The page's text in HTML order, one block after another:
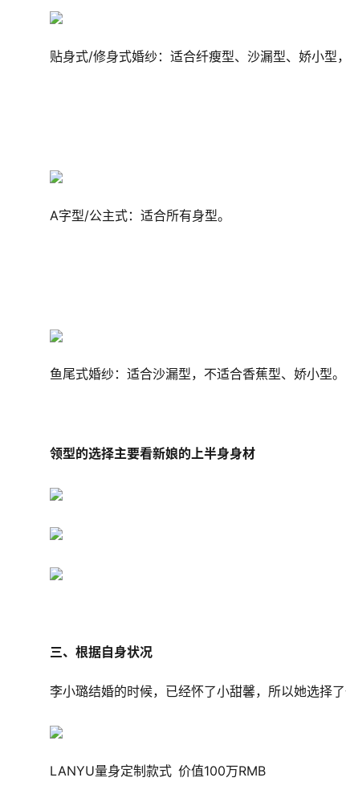
贴身式/修身式婚纱：适合纤瘦型、沙漏型、娇小型
A字型/公主式：适合所有身型。
鱼尾式婚纱：适合沙漏型，不适合香蕉型、娇小型。
领型的选择主要看新娘的上半身身材
三、根据自身状况
李小璐结婚的时候，已经怀了小甜馨，所以她选择
LANYU量身定制款式 价值100万RMB